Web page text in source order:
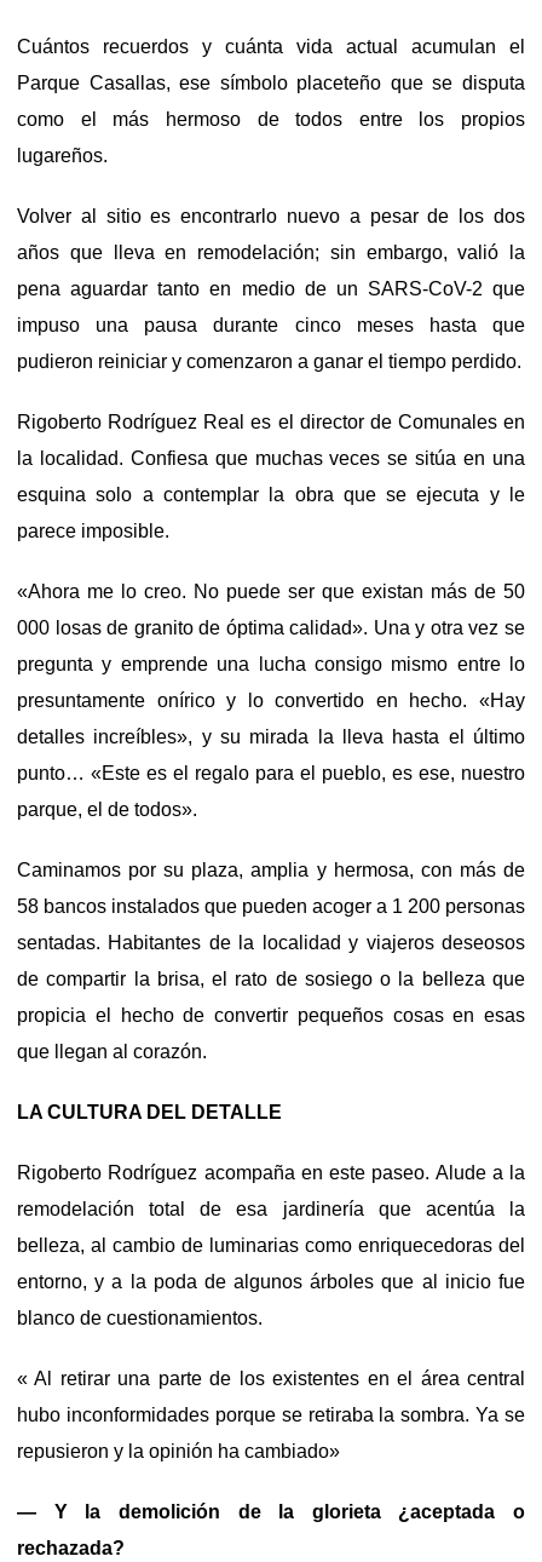
Cuántos recuerdos y cuánta vida actual acumulan el
Parque Casallas, ese símbolo placeteño que se disputa
como el más hermoso de todos entre los propios
lugareños.
Volver al sitio es encontrarlo nuevo a pesar de los dos
años que lleva en remodelación; sin embargo, valió la
pena aguardar tanto en medio de un SARS-CoV-2 que
impuso una pausa durante cinco meses hasta que
pudieron reiniciar y comenzaron a ganar el tiempo perdido.
Rigoberto Rodríguez Real es el director de Comunales en
la localidad. Confiesa que muchas veces se sitúa en una
esquina solo a contemplar la obra que se ejecuta y le
parece imposible.
«Ahora me lo creo. No puede ser que existan más de 50
000 losas de granito de óptima calidad». Una y otra vez se
pregunta y emprende una lucha consigo mismo entre lo
presuntamente onírico y lo convertido en hecho. «Hay
detalles increíbles», y su mirada la lleva hasta el último
punto… «Este es el regalo para el pueblo, es ese, nuestro
parque, el de todos».
Caminamos por su plaza, amplia y hermosa, con más de
58 bancos instalados que pueden acoger a 1 200 personas
sentadas. Habitantes de la localidad y viajeros deseosos
de compartir la brisa, el rato de sosiego o la belleza que
propicia el hecho de convertir pequeños cosas en esas
que llegan al corazón.
LA CULTURA DEL DETALLE
Rigoberto Rodríguez acompaña en este paseo. Alude a la
remodelación total de esa jardinería que acentúa la
belleza, al cambio de luminarias como enriquecedoras del
entorno, y a la poda de algunos árboles que al inicio fue
blanco de cuestionamientos.
« Al retirar una parte de los existentes en el área central
hubo inconformidades porque se retiraba la sombra. Ya se
repusieron y la opinión ha cambiado»
— Y la demolición de la glorieta ¿aceptada o
rechazada?